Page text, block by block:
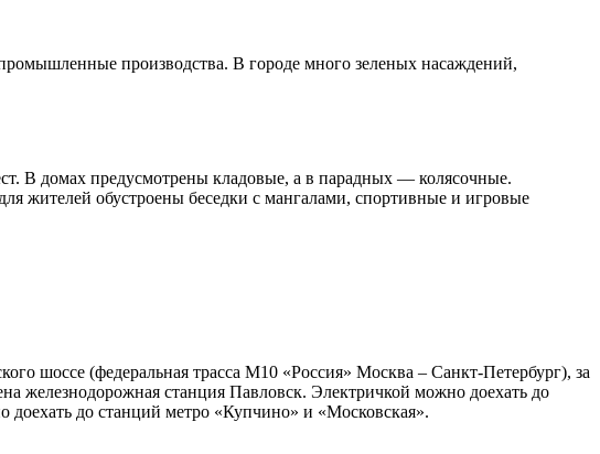
производства. В городе много зеленых насаждений,
В домах предусмотрены кладовые, а в парадных — колясочные.
жителей обустроены беседки с мангалами, спортивные и игровые
шоссе (федеральная трасса М10 «Россия» Москва – Санкт-Петербург), за
железнодорожная станция Павловск. Электричкой можно доехать до
до станций метро «Купчино» и «Московская».